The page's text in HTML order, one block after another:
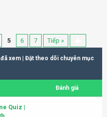
5 6 7 Tiếp »
xem Đặt theo dõi chuyên mục
Đánh giá
Quiz |